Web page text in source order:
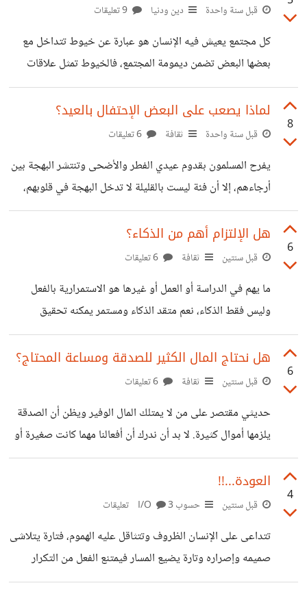
في عالم الأحلام، إذا لم تسعى وتثابر فلن تصل، بعد توفيق الله
نجاحك فقد ضيعت بوصلة حياتك، لا تعتمد على غيرك فقد
يخذلك أو أنه قد لا
قبل سنة واحدة دين ودنيا
كل مجتمع يعيش فيه الإنسان هو عبارة عن خيوط تتداخل مع
بعضها البعض تضمن ديمومة المجتمع، فالخيوط تمثل علاقات
الأفراد مع الآخرين كلما قويت ارتقى المجتمع وكلما ضعفت أدى
إلى انهيارها. إذا نظرنا بعين المعجب للدول الغربية، لرأينا كمية
التقدم التكنولوجي والتطور الاقتصادي والخدماتي والتعليمي
بعين الواقع، سنرى كمية الانحلال الأخلاقي فيها. الروابط
الاجتماعية هناك هشة، الجميع منغلقون على بعضهم ودوائهم
الوحيد هو العزلة لذلك ترتفع نسب الإنغماس بالمحرمات
8
لماذا يصعب على البعض الإحتفال بالعيد؟
قبل سنة واحدة ثقافة
يفرح المسلمون بقدوم عيدي الفطر والأضحى وتنتشر البهجة بين
أرجاءهم، إلا أن فئة ليست بالقليلة لا تدخل البهجة في قلوبهم،
تلك القلوب التي أمرنا الله بإسعادها، يتعذرون بأسباب عدة من
أبرزها ضيق المال وقلة الأحباب، فينشغلون عن تأدية هذه الطاعة
التي لا تتطلب بذخا وإنما بتوفير أجواء يشعر أصحابها بالسرور
أوقات للعيد وأن نعطيه جزءاً من أوقاتنا. لماذ يصعب على البعض
الإحتفال من وجهة نظركم؟ وفقكم الله
6
هل الإلتزام أهم من الذكاء؟
قبل سنتين ثقافة
ما يهم في الدراسة أو العمل أو غيرها هو الاستمرارية بالفعل
وليس فقط الذكاء، نعم متقد الذكاء ومستمر يمكنه تحقيق
المستحيل، لكن يبقى الإلتزام هو الأهم. ما هو رأيكم؟ وفقكم الله.
6
هل نحتاج المال الكثير للصدقة ومساعة المحتاج؟
قبل سنتين ثقافة
حديثي مقتصر على من لا يمتلك المال الوفير ويظن أن الصدقة
يلزمها أموال كثيرة. لا بد أن ندرك أن أفعالنا مهما كانت صغيرة أو
عظيمة سنحاسب عليه وسنسأل عن كل ما امتلكناه، عمرنا وعلمنا
ومالنا، فلذا لا بد من الإنسان أن يسعى إلى زيادة نصيبه من
الحسنات والأفعال المنيرة ومنها الصدقة ومساعدة المحتاج التي
تذكر دوماً قوله تعالى : ( فَمَنْ يَعْمَلْ مِثْقَالَ ذَرَّةٍ خَيْرًا يَرَهُ ) فتصدق
ولو
4
العودة...!!
قبل سنتين حسوب I/O 3 تعليقات
تتداعى على الإنسان الظروف وتتثاقل عليه الهموم، فتارة يتلاشى
صميمه وإصراره وتارة يضيع المسار فيمتنع الفعل من التكرار
والفائدة من الإستمرار. مهما مرت الأيام، فعد إلى عاداتك وأفعالك